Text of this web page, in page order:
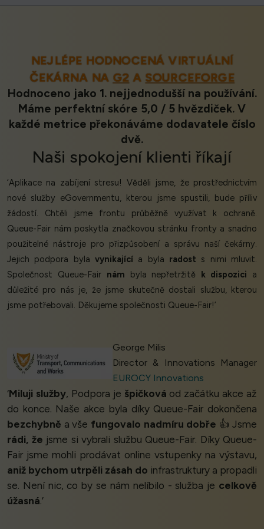
NEJLÉPE HODNOCENÁ VIRTUÁLNÍ
ČEKÁRNA NAG2 A SOURCEFORGE
Hodnoceno jako 1. nejjednodušší na používání.
Máme perfektní skóre 5,0 / 5 hvězdiček. V
každé metrice překonáváme dodavatele číslo
dvě.
Naši spokojení klienti říkají
‘Aplikace na zabíjení stresu! Věděli jsme, že prostřednictvím
nové služby eGovernmentu, kterou jsme spustili, bude příliv
žádostí. Chtěli jsme frontu průběžně využívat k ochraně.
Queue-Fair nám poskytla značkovou stránku fronty a snadno
použitelné nástroje pro přizpůsobení a správu naší čekárny.
Jejich podpora byla vynikající a byla radost s nimi mluvit.
Společnost Queue-Fair nám byla nepřetržitě k dispozici a
důležité pro nás je, že jsme skutečně dostali službu, kterou
jsme potřebovali. Děkujeme společnosti Queue-Fair!’
George Milis
Director & Innovations Manager
EUROCY Innovations
‘Miluji služby, Podpora je špičková od začátku akce až
do konce. Naše akce byla díky Queue-Fair dokončena
bezchybně a vše fungovalo nadmíru dobře 👍 Jsme
rádi, že jsme si vybrali službu Queue-Fair. Díky Queue-
Fair jsme mohli prodávat online vstupenky na výstavu,
aniž bychom utrpěli zásah do infrastruktury a propadli
se. Není nic, co by se nám nelíbilo - služba je celkově
úžasná.’